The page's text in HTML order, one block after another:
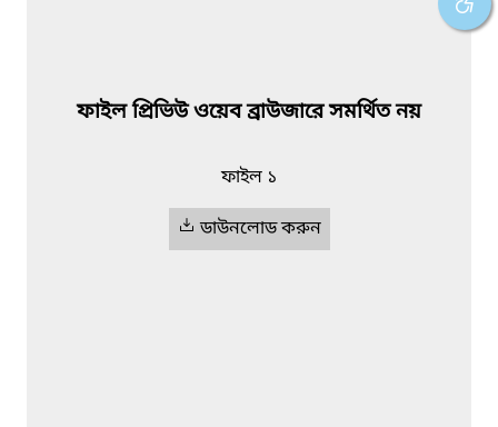
ফাইল প্রিভিউ ওয়েব ব্রাউজারে সমর্থিত নয়
ফাইল ১
ডাউনলোড করুন